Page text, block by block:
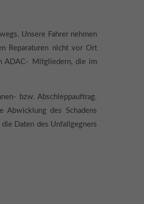
Unsere Fahrer nehmen
Reparaturen nicht vor Ort
ADAC- Mitgliedern, die im
bzw. Abschleppauftrag.
Abwicklung des Schadens
Daten des Unfallgegners